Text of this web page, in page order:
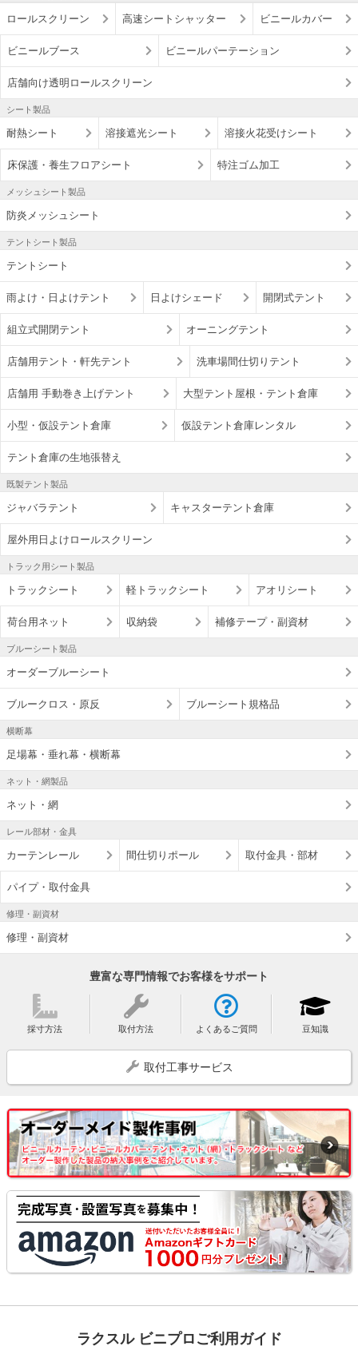
ロールスクリーン 高速シートシャッター ビニールカバー
ビニールブース ビニールパーテーション
店舗向け透明ロールスクリーン
シート製品
耐熱シート 溶接遮光シート 溶接火花受けシート
床保護・養生フロアシート 特注ゴム加工
メッシュシート製品
防炎メッシュシート
テントシート製品
テントシート
雨よけ・日よけテント 日よけシェード 開閉式テント
組立式開閉テント オーニングテント
店舗用テント・軒先テント 洗車場間仕切りテント
店舗用 手動巻き上げテント 大型テント屋根・テント倉庫
小型・仮設テント倉庫 仮設テント倉庫レンタル
テント倉庫の生地張替え
既製テント製品
ジャバラテント キャスターテント倉庫
屋外用日よけロールスクリーン
トラック用シート製品
トラックシート 軽トラックシート アオリシート
荷台用ネット 収納袋 補修テープ・副資材
ブルーシート製品
オーダーブルーシート
ブルークロス・原反 ブルーシート規格品
横断幕
足場幕・垂れ幕・横断幕
ネット・網製品
ネット・網
レール部材・金具
カーテンレール 間仕切りポール 取付金具・部材
パイプ・取付金具
修理・副資材
修理・副資材
豊富な専門情報でお客様をサポート
採寸方法 取付方法 よくあるご質問 豆知識
取付工事サービス
ラクスル ビニプロご利用ガイド